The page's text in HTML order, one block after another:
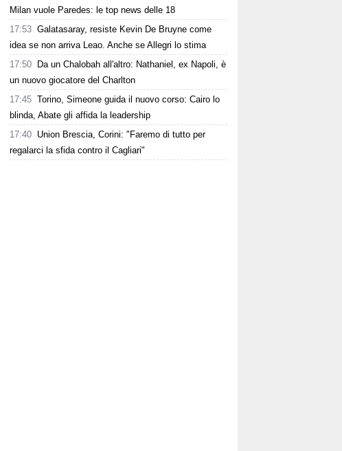
Milan vuole Paredes: le top news delle 18
17:53 Galatasaray, resiste Kevin De Bruyne come
idea se non arriva Leao. Anche se Allegri lo stima
17:50
Da un Chalobah all'altro: Nathaniel, ex Napoli, è
un nuovo giocatore del Charlton
17:45 Torino, Simeone guida il nuovo corso: Cairo lo
blinda, Abate gli affida la leadership
17:40 Union Brescia, Corini: "Faremo di tutto per
regalarci la sfida contro il Cagliari"